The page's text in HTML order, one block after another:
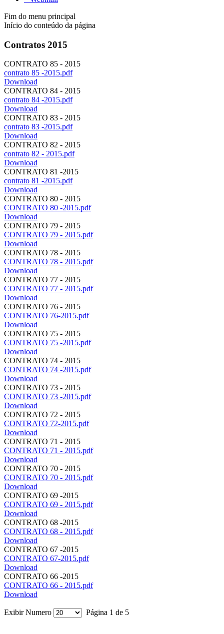
Fim do menu principal
Início do conteúdo da página
Contratos 2015
CONTRATO 85 - 2015
contrato 85 -2015.pdf
Download
CONTRATO 84 - 2015
contrato 84 -2015.pdf
Download
CONTRATO 83 - 2015
contrato 83 -2015.pdf
Download
CONTRATO 82 - 2015
contrato 82 - 2015.pdf
Download
CONTRATO 81 -2015
contrato 81 -2015.pdf
Download
CONTRATO 80 - 2015
CONTRATO 80 -2015.pdf
Download
CONTRATO 79 - 2015
CONTRATO 79 - 2015.pdf
Download
CONTRATO 78 - 2015
CONTRATO 78 - 2015.pdf
Download
CONTRATO 77 - 2015
CONTRATO 77 - 2015.pdf
Download
CONTRATO 76 - 2015
CONTRATO 76-2015.pdf
Download
CONTRATO 75 - 2015
CONTRATO 75 -2015.pdf
Download
CONTRATO 74 - 2015
CONTRATO 74 -2015.pdf
Download
CONTRATO 73 - 2015
CONTRATO 73 -2015.pdf
Download
CONTRATO 72 - 2015
CONTRATO 72-2015.pdf
Download
CONTRATO 71 - 2015
CONTRATO 71 - 2015.pdf
Download
CONTRATO 70 - 2015
CONTRATO 70 - 2015.pdf
Download
CONTRATO 69 -2015
CONTRATO 69 - 2015.pdf
Download
CONTRATO 68 -2015
CONTRATO 68 - 2015.pdf
Download
CONTRATO 67 -2015
CONTRATO 67-2015.pdf
Download
CONTRATO 66 -2015
CONTRATO 66 - 2015.pdf
Download
Exibir Numero Página 1 de 5